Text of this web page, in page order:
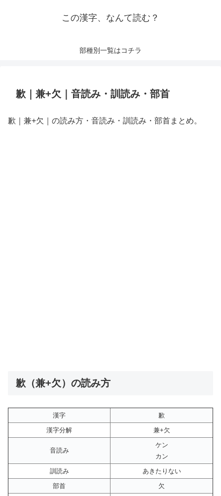
この漢字、なんて読む？
部種別一覧はコチラ
歉｜兼+欠｜音読み・訓読み・部首
歉｜兼+欠｜の読み方・音読み・訓読み・部首まとめ。
歉（兼+欠）の読み方
漢字
歉
漢字分解
兼+欠
音読み
ケン
カン
訓読み
あきたりない
部首
欠